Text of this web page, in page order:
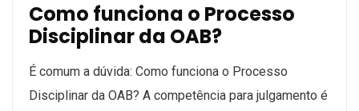
Como funciona o Processo
Disciplinar da OAB?
É comum a dúvida: Como funciona o Processo
Disciplinar da OAB? A competência para julgamento é